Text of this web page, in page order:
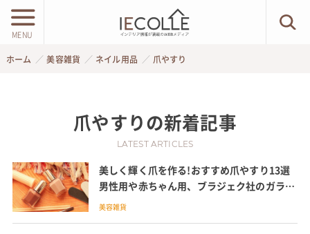
MENU
ホーム 美容雑貨 ネイル用品 爪やすり
爪やすりの新着記事
LATEST ARTICLES
美しく輝く爪を作る!おすすめ爪やすり13選
男性用や赤ちゃん用、ブラジェク社のガラス
製などを紹介
美容雑貨